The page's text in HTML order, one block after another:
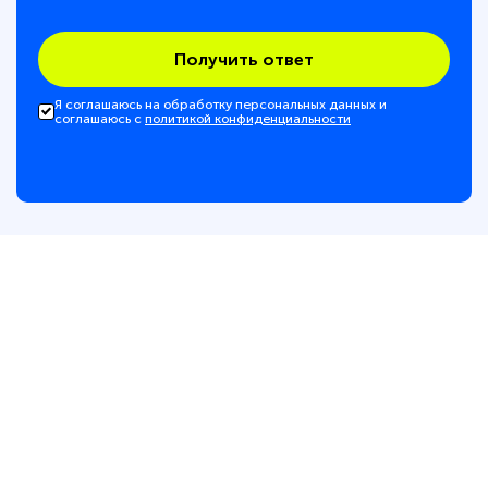
Получить ответ
Я соглашаюсь на обработку персональных данных и
соглашаюсь с политикой конфиденциальности